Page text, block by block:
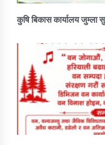
कुषि बिकास कार्यालय जुम्ला